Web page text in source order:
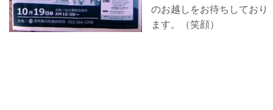
のお越しをお待ちしており
ます。（笑顔）